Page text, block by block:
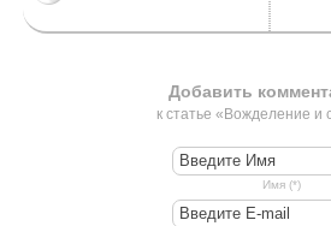
Добавить
к статье «Вожделение и
Имя (*)